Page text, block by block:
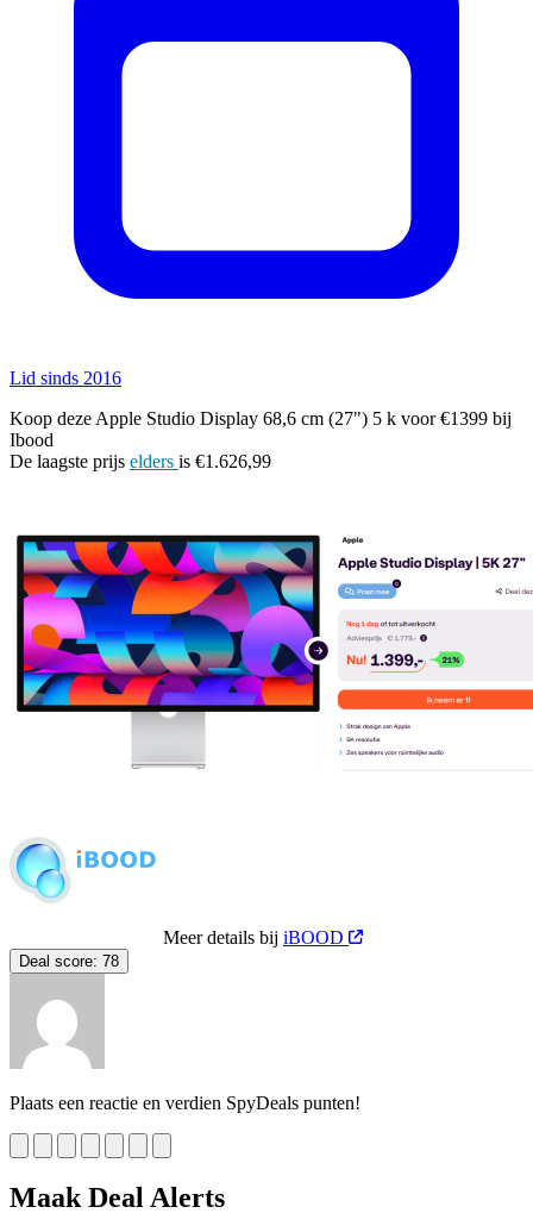
Lid sinds 2016
Koop deze Apple Studio Display 68,6 cm (27") 5 k voor €1399 bij
Ibood
De laagste prijs elders is €1.626,99
Meer details bij iBOOD
Deal score: 78
Plaats een reactie en verdien SpyDeals punten!
Maak Deal Alerts